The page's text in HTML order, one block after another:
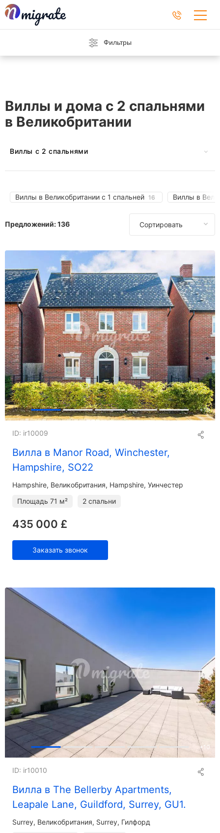
Фильтры
Виллы и дома с 2 спальнями
в Великобритании
Виллы с 2 спальнями
На Кипре Во Франции
В Индонезии
В Испании
В Таиланде В Турции
В США
Виллы в Великобритании с 1 спальней 16 Виллы в
Предложений:136 Сортировать
+10
Вилла в Manor Road, Winchester,
Hampshire, SO22
ID: ir10009
Hampshire Великобритания, Hampshire, Уинчестер
Площадь 71 м² 2 спальни
435 000 £
Заказать звонок
+10
Вилла в The Bellerby Apartments,
Leapale Lane, Guildford, Surrey, GU1.
ID: ir10010
Surrey Великобритания, Surrey, Гилфорд